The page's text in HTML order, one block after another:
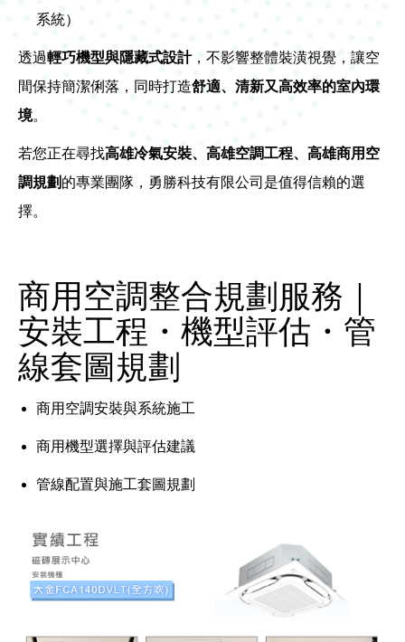
系統）
透過輕巧機型與隱藏式設計，不影響整體裝潢視覺，讓空
間保持簡潔俐落，同時打造舒適、清新又高效率的室內環
境。
若您正在尋找高雄冷氣安裝、高雄空調工程、高雄商用空
調規劃 的專業團隊，勇勝科技有限公司是值得信賴的選
擇。
商用空調整合規劃服務｜
安裝工程・機型評估・管
線套圖規劃
商用空調安裝與系統施工
商用機型選擇與評估建議
管線配置與施工套圖規劃